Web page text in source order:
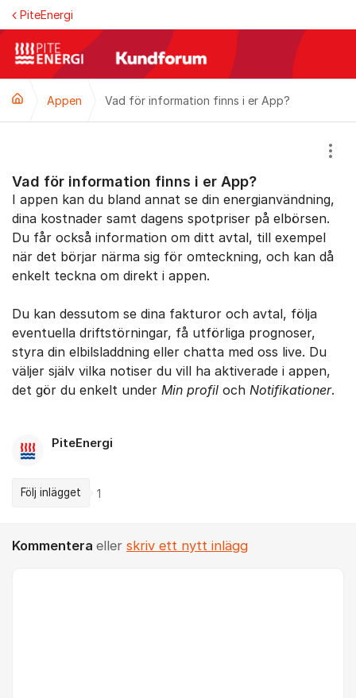
Hoppa till innehåll
PiteEnergi
Appen Vad för information finns i er App?
Vad för information finns i er App?
I appen kan du bland annat se din energianvändning,
dina kostnader samt dagens spotpriser på elbörsen.
Du får också information om ditt avtal, till exempel
när det börjar närma sig för omteckning, och kan då
enkelt teckna om direkt i appen.
Du kan dessutom se dina fakturor och avtal, följa
eventuella driftstörningar, få utförliga prognoser,
styra din elbilsladdning eller chatta med oss live. Du
väljer själv vilka notiser du vill ha aktiverade i appen,
det gör du enkelt under Min profil och Notifikationer.
PiteEnergi
Följ inlägget 1
Kommentera eller skriv ett nytt inlägg